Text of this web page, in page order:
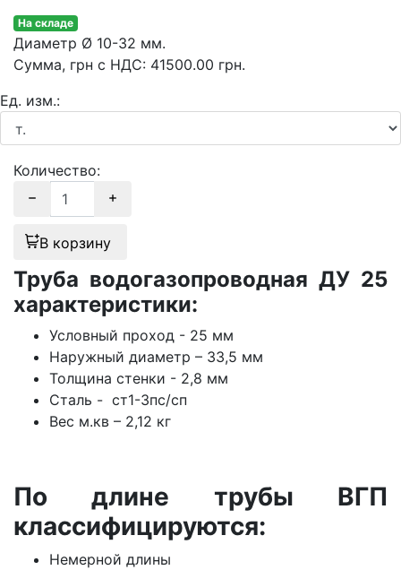
На складе
Диаметр Ø 10-32 мм.
Сумма, грн с НДС: 41500.00 грн.
Ед. изм.:
Количество:
В корзину
Труба водогазопроводная ДУ 25
характеристики:
Условный проход - 25 мм
Наружный диаметр – 33,5 мм
Толщина стенки - 2,8 мм
Сталь - ст1-3пс/сп
Вес м.кв – 2,12 кг
По длине трубы ВГП
классифицируются:
Немерной длины